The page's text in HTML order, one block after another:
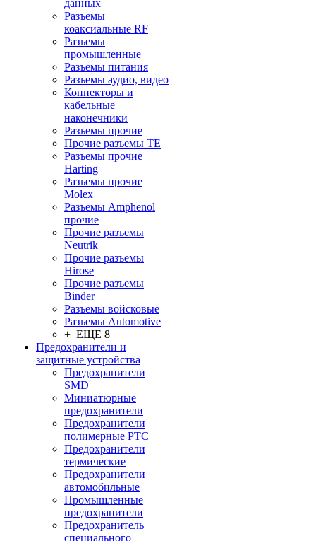
данных
Разъeмы
коаксиальные RF
Разъeмы
промышленные
Разъeмы питания
Разъeмы аудио, видео
Коннекторы и
кабельные
наконечники
Разъeмы прочие
Прочие разъемы TE
Разъемы прочие
Harting
Разъемы прочие
Molex
Разъемы Amphenol
прочие
Прочие разъемы
Neutrik
Прочие разъемы
Hirose
Прочие разъемы
Binder
Разъемы войсковые
Разъeмы Automotive
+ ЕЩЕ 8
Предохранители и
защитные устройства
Предохранители
SMD
Миниатюрные
предохранители
Предохранители
полимерные PTC
Предохранители
термические
Предохранители
автомобильные
Промышленные
предохранители
Предохранитель
специального